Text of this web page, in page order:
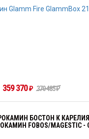
359 370₽ 370 485₽
БОСТОН К
FOBOS/MAGESTIC -